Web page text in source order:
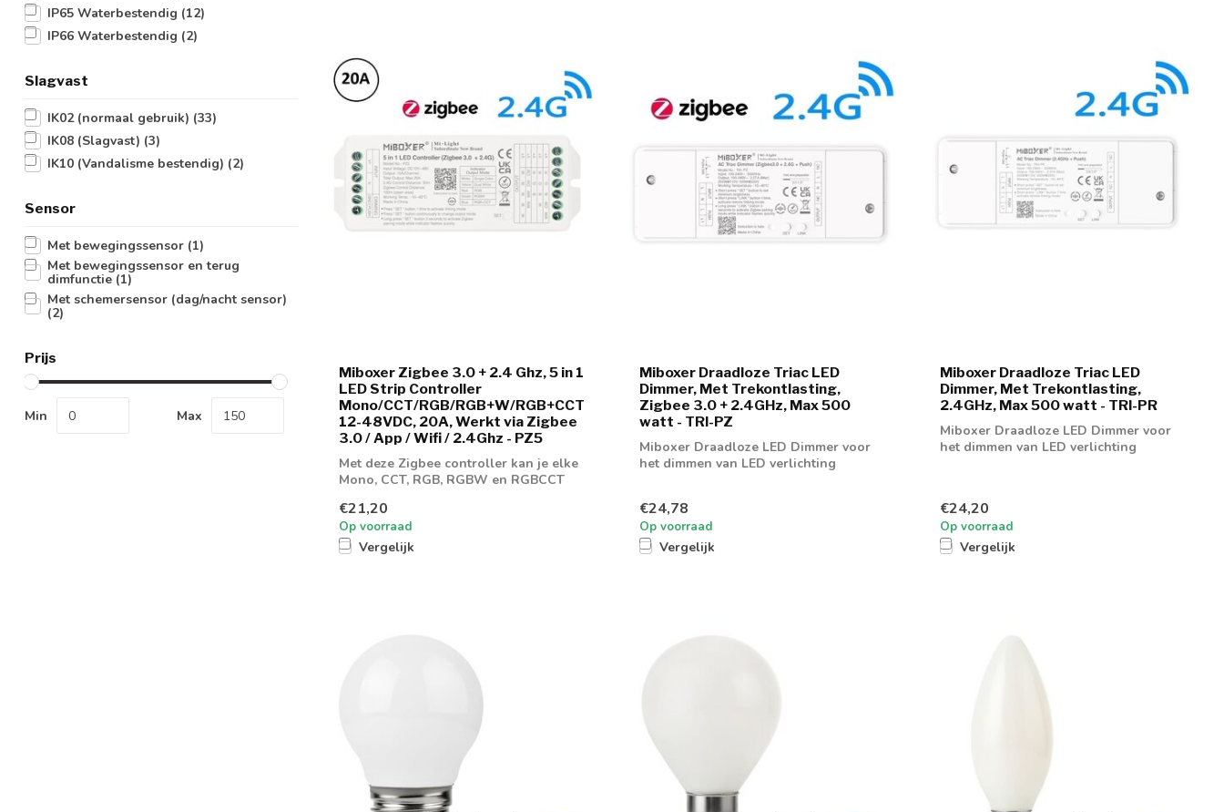
IP65 Waterbestendig (12)
IP66 Waterbestendig (2)
Slagvast
IK02 (normaal gebruik) (33)
IK08 (Slagvast) (3)
IK10 (Vandalisme bestendig) (2)
Sensor
Met bewegingssensor (1)
Met bewegingssensor en terug
dimfunctie (1)
Met schemersensor (dag/nacht sensor)
(2)
Prijs
Min Max
Miboxer Zigbee 3.0 + 2.4 Ghz, 5 in 1
LED Strip Controller
Mono/CCT/RGB/RGB+W/RGB+CCT
12-48VDC, 20A, Werkt via Zigbee
3.0 / App / Wifi / 2.4Ghz - PZ5
Met deze Zigbee controller kan je elke
Mono, CCT, RGB, RGBW en RGBCCT
€21,20
Op voorraad
Vergelijk
Miboxer Draadloze Triac LED
Dimmer, Met Trekontlasting,
Zigbee 3.0 + 2.4GHz, Max 500
watt - TRI-PZ
Miboxer Draadloze LED Dimmer voor
het dimmen van LED verlichting
€24,78
Op voorraad
Vergelijk
Miboxer Draadloze Triac LED
Dimmer, Met Trekontlasting,
2.4GHz, Max 500 watt - TRI-PR
Miboxer Draadloze LED Dimmer voor
het dimmen van LED verlichting
€24,20
Op voorraad
Vergelijk